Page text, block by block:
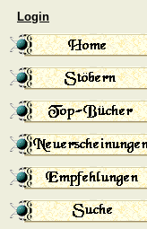
Login